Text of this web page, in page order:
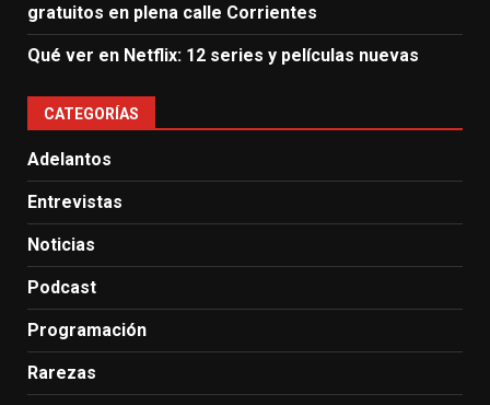
gratuitos en plena calle Corrientes
Qué ver en Netflix: 12 series y películas nuevas
CATEGORÍAS
Adelantos
Entrevistas
Noticias
Podcast
Programación
Rarezas